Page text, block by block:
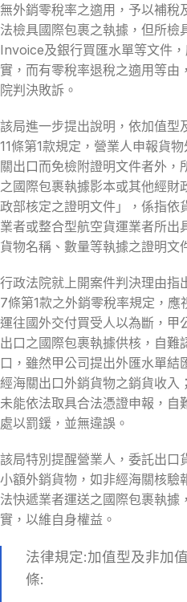
無外銷零稅率之適用，予以補稅
法檢具國際包裹之執據，但所檢
Invoice及銀行買匯水單等文件
實，而有零稅率退稅之適用等由
院判決敗訴。
該局進一步提出說明，依加值型
11條第1款規定，營業人申報貨
關出口而免檢附證明文件者外，
之國際包裹執據影本或其他經
政部核定之證明文件」，係指依
業者或整合型航空貨運業者所出
貨物名稱、數量等執據之證明文
行政法院就上開案件判決理由指
7條第1款之外銷零稅率規定，
運往國外交付買受人以為斷，甲
出口之國際包裹執據供核，自難
口，雖然甲公司提出外匯水單
經海關出口外銷貨物之銷貨收入
未能依法取具合法憑證申報，自
處以罰鍰，並無違誤。
該局特別提醒營業人，委託出口
小額外銷貨物，如非經海關核驗
法快遞業者運送之國際包裹執據
實，以維自身權益。
法律規定:加值型及非加
條: